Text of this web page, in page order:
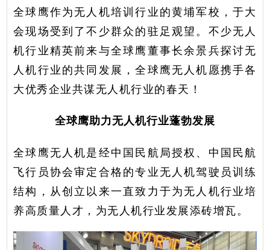
全球鹰作为无人机培训行业的黄埔军校，于大
会现场受到了不少群众的驻足观望。不少无人
机行业精英前来与全球鹰董事长余景兵探讨无
人机行业的共同发展，全球鹰无人机愿携手各
大优秀企业共谋无人机行业的春天！
全球鹰助力无人机行业蓬勃发展
全球鹰无人机是经中国民航局授权、中国民航
飞行员协会审定合格的专业无人机驾驶员训练
结构，从创立以来一直致力于为无人机行业培
养高质量人才，为无人机行业发展添砖增瓦。